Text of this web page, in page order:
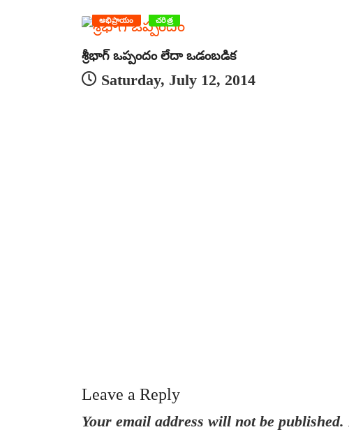
అభిప్రాయం చరిత్ర
శ్రీభాగ్ ఒప్పందం లేదా ఒడంబడిక
Saturday, July 12, 2014
Leave a Reply
Your email address will not be published.